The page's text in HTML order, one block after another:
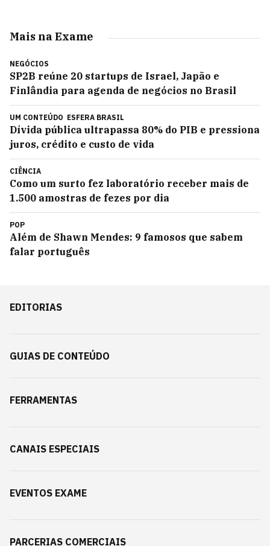
Mais na Exame
NEGÓCIOS
SP2B reúne 20 startups de Israel, Japão e
Finlândia para agenda de negócios no Brasil
UM CONTEÚDO ESFERA BRASIL
Dívida pública ultrapassa 80% do PIB e pressiona
juros, crédito e custo de vida
CIÊNCIA
Como um surto fez laboratório receber mais de
1.500 amostras de fezes por dia
POP
Além de Shawn Mendes: 9 famosos que sabem
falar português
EDITORIAS
GUIAS DE CONTEÚDO
FERRAMENTAS
CANAIS ESPECIAIS
EVENTOS EXAME
PARCERIAS COMERCIAIS